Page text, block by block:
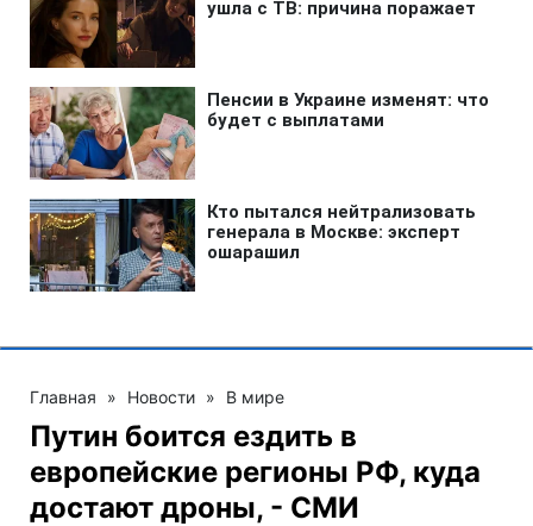
Главная » Новости » В мире
Путин боится ездить в
европейские регионы РФ, куда
достают дроны, - СМИ